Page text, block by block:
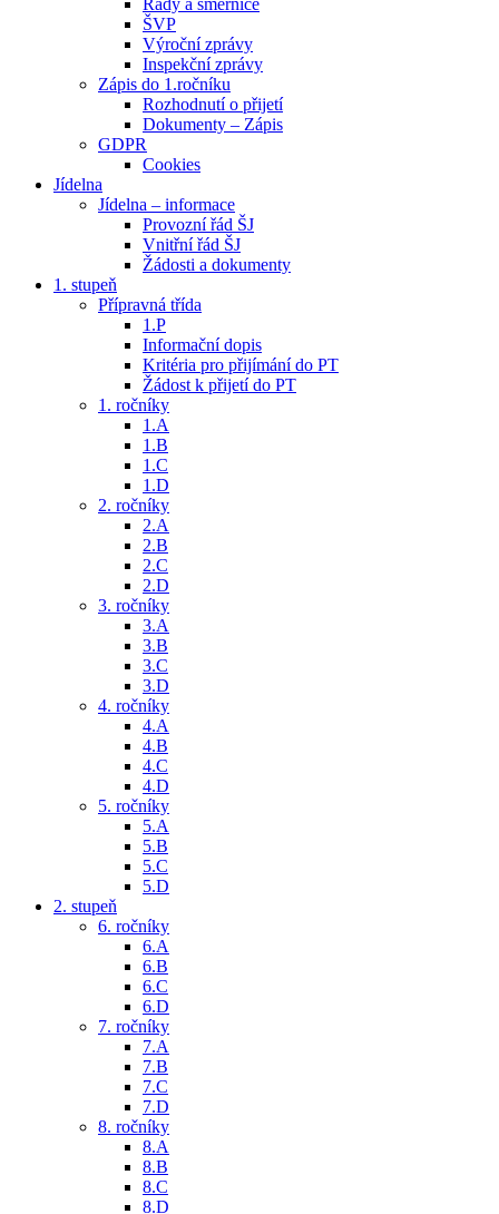
Řády a směrnice
ŠVP
Výroční zprávy
Inspekční zprávy
Zápis do 1.ročníku
Rozhodnutí o přijetí
Dokumenty – Zápis
GDPR
Cookies
Jídelna
Jídelna – informace
Provozní řád ŠJ
Vnitřní řád ŠJ
Žádosti a dokumenty
1. stupeň
Přípravná třída
1.P
Informační dopis
Kritéria pro přijímání do PT
Žádost k přijetí do PT
1. ročníky
1.A
1.B
1.C
1.D
2. ročníky
2.A
2.B
2.C
2.D
3. ročníky
3.A
3.B
3.C
3.D
4. ročníky
4.A
4.B
4.C
4.D
5. ročníky
5.A
5.B
5.C
5.D
2. stupeň
6. ročníky
6.A
6.B
6.C
6.D
7. ročníky
7.A
7.B
7.C
7.D
8. ročníky
8.A
8.B
8.C
8.D